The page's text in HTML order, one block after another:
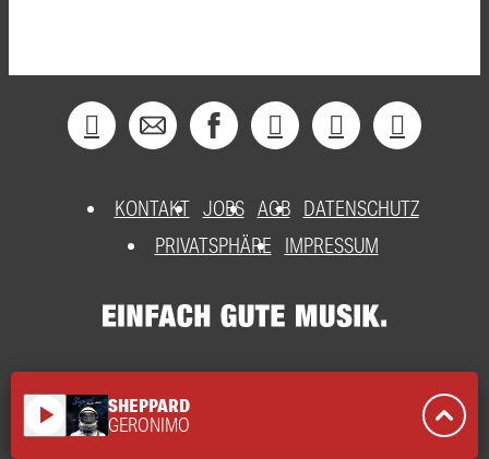
KONTAKT JOBS AGB DATENSCHUTZ
PRIVATSPHÄRE
IMPRESSUM
play_arrow SHEPPARD
GERONIMO